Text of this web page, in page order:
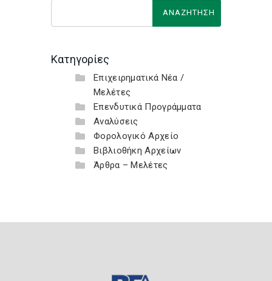
Κατηγορίες
Επιχειρηματικά Νέα /
Μελέτες
Επενδυτικά Προγράμματα
Αναλύσεις
Φορολογικό Αρχείο
Βιβλιοθήκη Αρχείων
Άρθρα – Μελέτες